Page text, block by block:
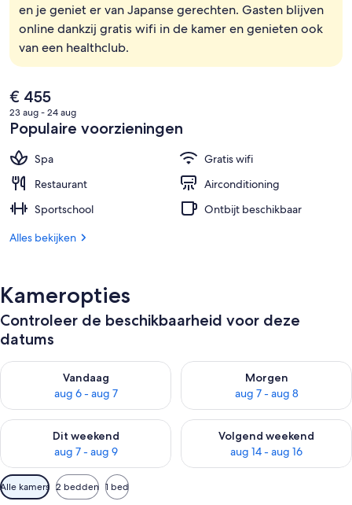
en je geniet er van Japanse gerechten. Gasten blijven
online dankzij gratis wifi in de kamer en genieten ook
van een healthclub.
De
huidige
prijs
is
€ 455
€ 455
23 aug - 24 aug
Populaire voorzieningen
Spa
Gratis wifi
Restaurant
Airconditioning
Sportschool
Ontbijt beschikbaar
Alles bekijken
Kameropties
Controleer de beschikbaarheid voor deze
datums
Vandaag
aug 6 - aug 7
De beschikbaarheid controleren voor vanavond aug 6 - aug 7
Morgen
aug 7 - aug 8
De beschikbaarheid
Dit weekend
aug 7 - aug 9
De beschikbaarheid controleren voor dit weekend aug 7 -
Volgend weekend
aug 14 - aug 16
De beschikbaarheid
Beschikbare
filters
Alle kamers 2 bedden 1 bed